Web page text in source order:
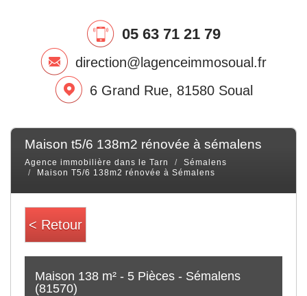
05 63 71 21 79
direction@lagenceimmosoual.fr
6 Grand Rue, 81580 Soual
maison t5/6 138m2 rénovée à sémalens
Agence immobilière dans le Tarn
Sémalens
Maison T5/6 138m2 rénovée à Sémalens
< Retour
Maison 138 m² - 5 Pièces - Sémalens
(81570)